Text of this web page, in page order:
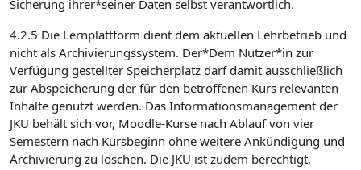
Sicherung ihrer*seiner Daten selbst verantwortlich.
4.2.5 Die Lernplattform dient dem aktuellen Lehrbetrieb und
nicht als Archivierungssystem. Der*Dem Nutzer*in zur
Verfügung gestellter Speicherplatz darf damit ausschließlich
zur Abspeicherung der für den betroffenen Kurs relevanten
Inhalte genutzt werden. Das Informationsmanagement der
JKU behält sich vor, Moodle-Kurse nach Ablauf von vier
Semestern nach Kursbeginn ohne weitere Ankündigung und
Archivierung zu löschen. Die JKU ist zudem berechtigt,